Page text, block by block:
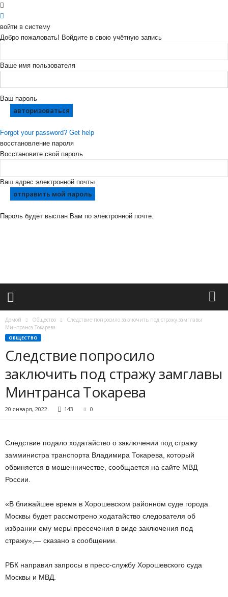
войти в систему
Добро пожаловать! Войдите в свою учётную запись
Ваше имя пользователя
Ваш пароль
Forgot your password? Get help
восстановление пароля
Восстановите свой пароль
Ваш адрес электронной почты
Пароль будет выслан Вам по электронной почте.
ж
Домой Общество
Следствие попросило заключить под стражу замглавы
Минтранса Токарева
ОБЩЕСТВО
Следствие попросило
заключить под стражу замглавы
Минтранса Токарева
20 января, 2022 143 0
Следствие подало ходатайство о заключении под стражу
замминистра транспорта Владимира Токарева, который
обвиняется в мошенничестве, сообщается на сайте МВД
России.
«В ближайшее время в Хорошевском районном суде города
Москвы будет рассмотрено ходатайство следователя об
избрании ему меры пресечения в виде заключения под
стражу»,— сказано в сообщении.
РБК направил запросы в пресс-службу Хорошевского суда
Москвы и МВД.